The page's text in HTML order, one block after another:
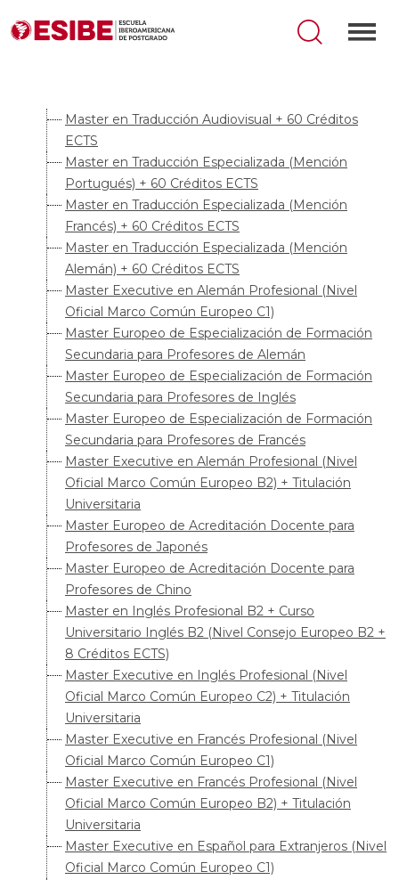
Master en Traducción Audiovisual + 60 Créditos
ECTS
Master en Traducción Especializada (Mención
Portugués) + 60 Créditos ECTS
Master en Traducción Especializada (Mención
Francés) + 60 Créditos ECTS
Master en Traducción Especializada (Mención
Alemán) + 60 Créditos ECTS
Master Executive en Alemán Profesional (Nivel
Oficial Marco Común Europeo C1)
Master Europeo de Especialización de Formación
Secundaria para Profesores de Alemán
Master Europeo de Especialización de Formación
Secundaria para Profesores de Inglés
Master Europeo de Especialización de Formación
Secundaria para Profesores de Francés
Master Executive en Alemán Profesional (Nivel
Oficial Marco Común Europeo B2) + Titulación
Universitaria
Master Europeo de Acreditación Docente para
Profesores de Japonés
Master Europeo de Acreditación Docente para
Profesores de Chino
Master en Inglés Profesional B2 + Curso
Universitario Inglés B2 (Nivel Consejo Europeo B2 +
8 Créditos ECTS)
Master Executive en Inglés Profesional (Nivel
Oficial Marco Común Europeo C2) + Titulación
Universitaria
Master Executive en Francés Profesional (Nivel
Oficial Marco Común Europeo C1)
Master Executive en Francés Profesional (Nivel
Oficial Marco Común Europeo B2) + Titulación
Universitaria
Master Executive en Español para Extranjeros (Nivel
Oficial Marco Común Europeo C1)